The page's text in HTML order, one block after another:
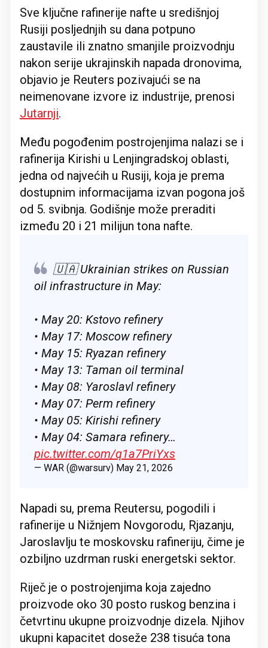
Sve ključne rafinerije nafte u središnjoj
Rusiji posljednjih su dana potpuno
zaustavile ili znatno smanjile proizvodnju
nakon serije ukrajinskih napada dronovima,
objavio je Reuters pozivajući se na
neimenovane izvore iz industrije, prenosi
Jutarnji.
Među pogođenim postrojenjima nalazi se i
rafinerija Kirishi u Lenjingradskoj oblasti,
jedna od najvećih u Rusiji, koja je prema
dostupnim informacijama izvan pogona još
od 5. svibnja. Godišnje može preraditi
između 20 i 21 milijun tona nafte.
🇺🇦 Ukrainian strikes on Russian
oil infrastructure in May:
• May 20: Kstovo refinery
• May 17: Moscow refinery
• May 15: Ryazan refinery
• May 13: Taman oil terminal
• May 08: Yaroslavl refinery
• May 07: Perm refinery
• May 05: Kirishi refinery
• May 04: Samara refinery…
pic.twitter.com/q1a7PriYxs
— WAR (@warsurv) May 21, 2026
Napadi su, prema Reutersu, pogodili i
rafinerije u Nižnjem Novgorodu, Rjazanju,
Jaroslavlju te moskovsku rafineriju, čime je
ozbiljno uzdrman ruski energetski sektor.
Riječ je o postrojenjima koja zajedno
proizvode oko 30 posto ruskog benzina i
četvrtinu ukupne proizvodnje dizela. Njihov
ukupni kapacitet doseže 238 tisuća tona